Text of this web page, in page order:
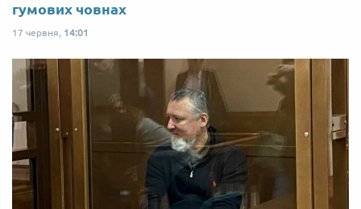
гумових човнах
17 червня, 14:01